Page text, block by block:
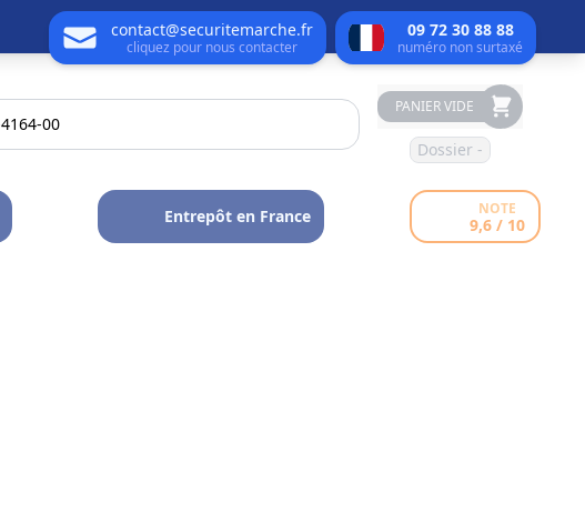
contact@securitemarche.fr
cliquez pour nous contacter
09 72 30 88 88
numéro non surtaxé
PANIER VIDE
Dossier -
Entrepôt en France NOTE
9,6 / 10